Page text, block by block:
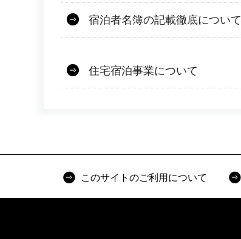
宿泊者名簿の記載徹底について
住宅宿泊事業について
このサイトのご利用について